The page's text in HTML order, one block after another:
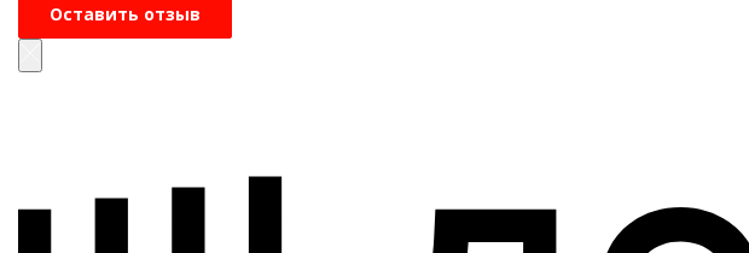
Оставить отзыв